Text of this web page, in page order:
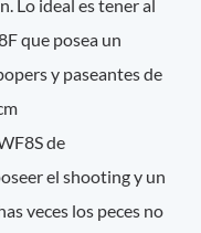
Lo ideal es tener al
que posea un
y paseantes de
de
el shooting y un
veces los peces no